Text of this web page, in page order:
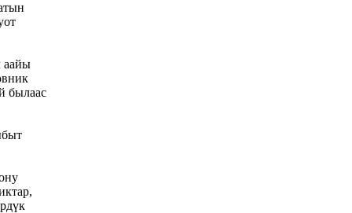
аайы
былаас